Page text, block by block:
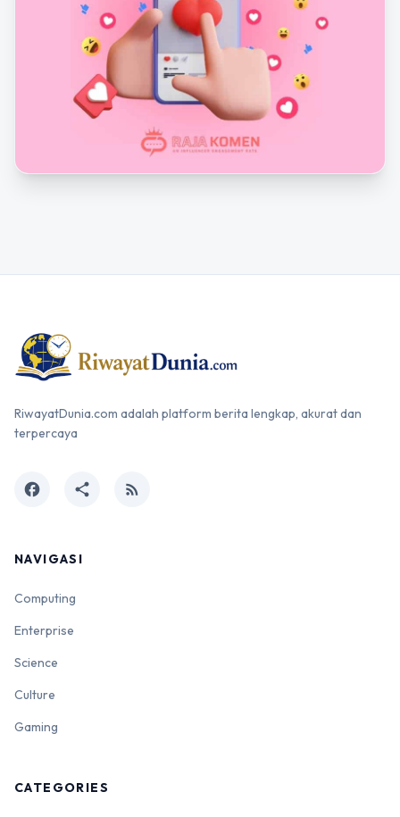
RiwayatDunia.com adalah platform berita lengkap, akurat dan
terpercaya
facebook share rss_feed
NAVIGASI
Computing
Enterprise
Science
Culture
Gaming
CATEGORIES